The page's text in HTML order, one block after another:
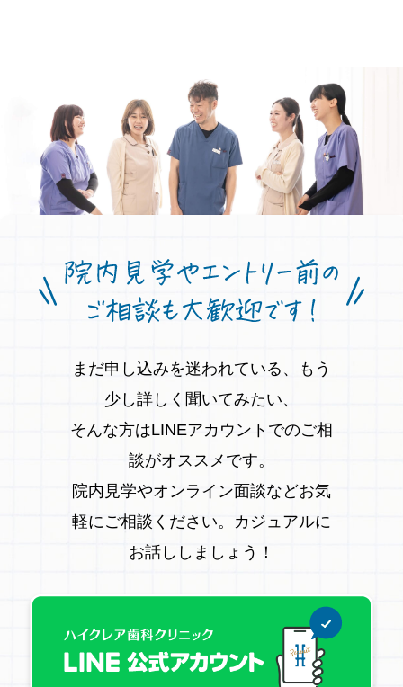
まだ申し込みを迷われている、もう
少し詳しく聞いてみたい、
そんな方はLINEアカウントでのご相
談がオススメです。
院内見学やオンライン面談などお気
軽にご相談ください。カジュアルに
お話ししましょう！